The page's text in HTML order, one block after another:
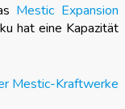
Mestic Expansion
hat eine Kapazität
Mestic-Kraftwerke